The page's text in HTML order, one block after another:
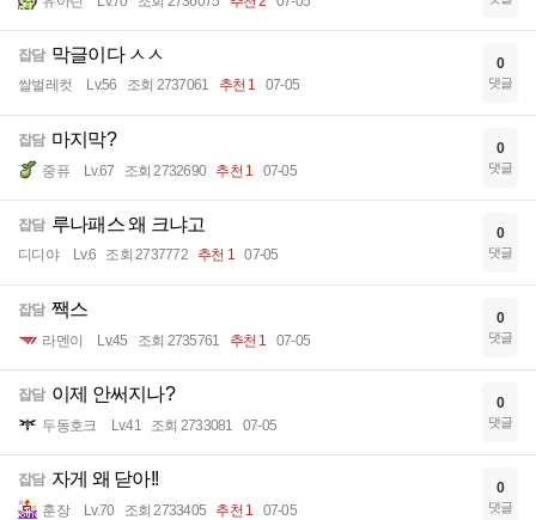
잡담 막글이다 ㅅㅅ
쌀벌레컷 Lv.56 조회 2737061 추천 1 07-05
0
댓글
잡담 마지막?
중퓨 Lv.67 조회 2732690 추천 1 07-05
0
댓글
잡담 루나패스 왜 크냐고
디디야 Lv.6 조회 2737772 추천 1 07-05
0
댓글
잡담 짹스
라멘이 Lv.45 조회 2735761 추천 1 07-05
0
댓글
잡담 이제 안써지나?
두동호크 Lv.41 조회 2733081 07-05
0
댓글
잡담 자게 왜 닫아!!
훈장 Lv.70 조회 2733405 추천 1 07-05
0
댓글